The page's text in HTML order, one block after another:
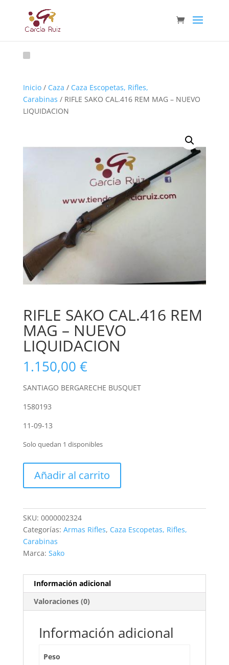
Inicio/ Caza / Caza Escopetas, Rifles,
Carabinas / RIFLE SAKO CAL.416 REM MAG – NUEVO
LIQUIDACION
RIFLE SAKO CAL.416 REM
MAG – NUEVO
LIQUIDACION
1.150,00 €
SANTIAGO BERGARECHE BUSQUET
1580193
11-09-13
Solo quedan 1 disponibles
SAKO
MAG
-
NUEVO
LIQUIDACION
Añadir al carrito
SKU: 0000002324
Categorías: Armas Rifles, Caza Escopetas, Rifles,
Carabinas
Marca: Sako
Información adicional
Valoraciones (0)
Información adicional
Peso